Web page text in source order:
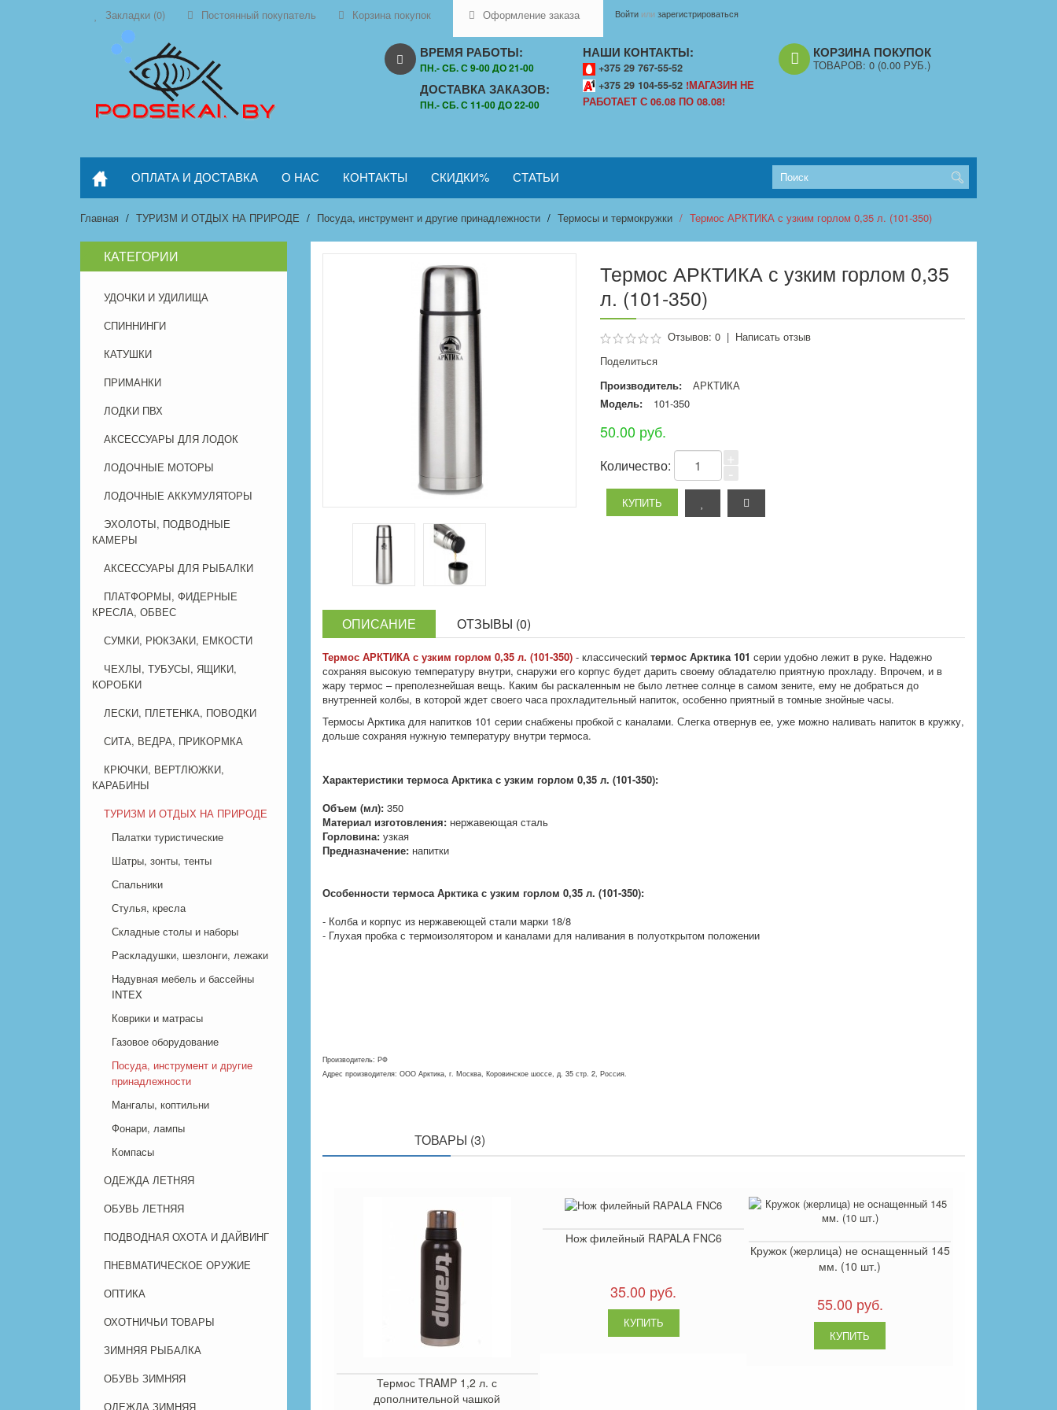
Закладки (0) Постоянный покупатель Корзина покупок Оформление заказа Войти илизарегистрироваться
ВРЕМЯ РАБОТЫ:
ПН.- CБ. С 9-00 ДО 21-00
ДОСТАВКА ЗАКАЗОВ:
ПН.- CБ. С 11-00 ДО 22-00
НАШИ КОНТАКТЫ:
+375 29 767-55-52
+375 29 104-55-52 !МАГАЗИН НЕ
РАБОТАЕТ С 06.08 ПО 08.08!
КОРЗИНА ПОКУПОК
ТОВАРОВ: 0 (0.00 РУБ.)
ОПЛАТА И ДОСТАВКА О НАС КОНТАКТЫ СКИДКИ% СТАТЬИ
Главная ТУРИЗМ И ОТДЫХ НА ПРИРОДЕ Посуда, инструмент и другие принадлежности Термосы и термокружки Термос АРКТИКА с узким горлом 0,35 л. (101-350)
КАТЕГОРИИ
УДОЧКИ И УДИЛИЩА
СПИННИНГИ
КАТУШКИ
ПРИМАНКИ
ЛОДКИ ПВХ
АКСЕССУАРЫ ДЛЯ ЛОДОК
ЛОДОЧНЫЕ МОТОРЫ
ЛОДОЧНЫЕ АККУМУЛЯТОРЫ
ЭХОЛОТЫ, ПОДВОДНЫЕ
КАМЕРЫ
АКСЕССУАРЫ ДЛЯ РЫБАЛКИ
ПЛАТФОРМЫ, ФИДЕРНЫЕ
КРЕСЛА, ОБВЕС
СУМКИ, РЮКЗАКИ, ЕМКОСТИ
ЧЕХЛЫ, ТУБУСЫ, ЯЩИКИ,
КОРОБКИ
ЛЕСКИ, ПЛЕТЕНКА, ПОВОДКИ
СИТА, ВЕДРА, ПРИКОРМКА
КРЮЧКИ, ВЕРТЛЮЖКИ,
КАРАБИНЫ
ТУРИЗМ И ОТДЫХ НА ПРИРОДЕ
Палатки туристические
Шатры, зонты, тенты
Спальники
Стулья, кресла
Складные столы и наборы
Раскладушки, шезлонги, лежаки
Надувная мебель и бассейны
INTEX
Коврики и матрасы
Газовое оборудование
Посуда, инструмент и другие
принадлежности
Мангалы, коптильни
Фонари, лампы
Компасы
ОДЕЖДА ЛЕТНЯЯ
ОБУВЬ ЛЕТНЯЯ
ПОДВОДНАЯ ОХОТА И ДАЙВИНГ
ПНЕВМАТИЧЕСКОЕ ОРУЖИЕ
ОПТИКА
ОХОТНИЧЬИ ТОВАРЫ
ЗИМНЯЯ РЫБАЛКА
ОБУВЬ ЗИМНЯЯ
ОДЕЖДА ЗИМНЯЯ
Термос АРКТИКА с узким горлом 0,35
л. (101-350)
Отзывов: 0| Написать отзыв
Поделиться
Производитель:
АРКТИКА
Модель:
101-350
50.00 руб.
Количество:
ОПИСАНИЕ ОТЗЫВЫ (0)
Термос АРКТИКА с узким горлом 0,35 л. (101-350) - классический термос Арктика 101 серии удобно лежит в руке. Надежно
сохраняя высокую температуру внутри, снаружи его корпус будет дарить своему обладателю приятную прохладу. Впрочем, и в
жару термос – преполезнейшая вещь. Каким бы раскаленным не было летнее солнце в самом зените, ему не добраться до
внутренней колбы, в которой ждет своего часа прохладительный напиток, особенно приятный в томные знойные часы.
Термосы Арктика для напитков 101 серии снабжены пробкой с каналами. Слегка отвернув ее, уже можно наливать напиток в кружку,
дольше сохраняя нужную температуру внутри термоса.
Характеристики термоса Арктика с узким горлом 0,35 л. (101-350):
Объем (мл):350
Материал изготовления: нержавеющая сталь
Горловина:узкая
Предназначение:напитки
Особенности термосаАрктика с узким горлом 0,35 л. (101-350):
- Колба и корпус из нержавеющей стали марки 18/8
- Глухая пробка с термоизолятором и каналами для наливания в полуоткрытом положении
Производитель: РФ
Адрес производителя: ООО Арктика, г. Москва, Коровинское шоссе, д. 35 стр. 2, Россия.
ТОВАРЫ (3)
Термос TRAMP 1,2 л. с
дополнительной чашкой
Нож филейный RAPALA FNC6
35.00 руб.
Кружок (жерлица) не оснащенный 145
мм. (10 шт.)
55.00 руб.